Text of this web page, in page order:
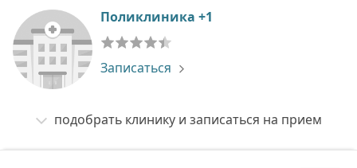
Поликлиника +1
Записаться
подобрать клинику и записаться на прием